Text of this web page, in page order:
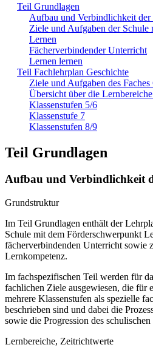
Teil Grundlagen
Aufbau und Verbindlichkeit der
Ziele und Aufgaben der
Lernen
Fächerverbindender Unterricht
Lernen lernen
Teil Fachlehrplan Geschichte
Ziele und Aufgaben des Faches
Übersicht über die
Klassenstufen 5/6
Klassenstufe 7
Klassenstufen 8/9
Teil Grundlagen
Aufbau und Verbindlichkeit
Grundstruktur
Im Teil Grundlagen enthält der
Schule mit dem Förderschwerpunkt
fächerverbindenden Unterricht sowie
Lernkompetenz.
Im fachspezifischen Teil werden für
fachlichen Ziele ausgewiesen, die für
mehrere Klassenstufen als spezielle
beschrieben sind und dabei die
sowie die Progression des
Lernbereiche, Zeitrichtwerte